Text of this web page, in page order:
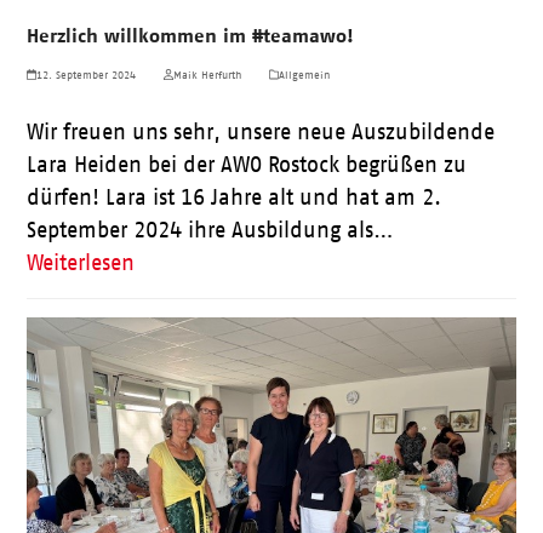
Herzlich willkommen im #teamawo!
12. September 2024 Maik Herfurth Allgemein
Wir freuen uns sehr, unsere neue Auszubildende
Lara Heiden bei der AWO Rostock begrüßen zu
dürfen! Lara ist 16 Jahre alt und hat am 2.
September 2024 ihre Ausbildung als…
Weiterlesen